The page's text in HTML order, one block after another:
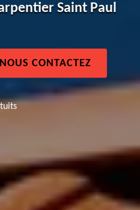
Saint Paul
NOUS CONTACTEZ